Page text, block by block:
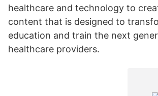
healthcare and technology to
content that is designed to
education and train the next
healthcare providers.